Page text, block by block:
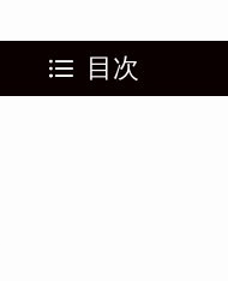
目次